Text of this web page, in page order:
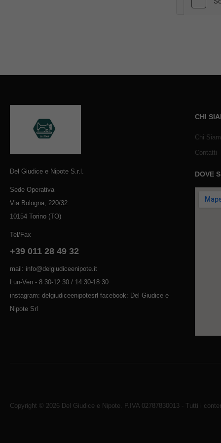
Del Giudice e Nipote S.r.l.
Sede Operativa
Via Bologna, 220/32
10154 Torino (TO)
Tel/Fax
+39 011 28 49 32
mail: info@delgiudiceenipote.it
Lun-Ven - 8:30-12:30 / 14:30-18:30
instagram: delgiudiceenipotesrl facebook: Del Giudice e
Nipote Srl
CHI
Chi
Contatti
DOVE
Copyright © 2026 Del Giudice e Nipote. P.IVA 02787830013 - Tutti i